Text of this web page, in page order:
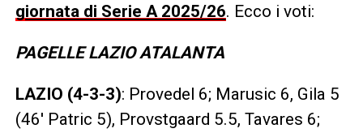
giornata di Serie A 2025/26. Ecco i voti:
PAGELLE LAZIO ATALANTA
LAZIO (4-3-3): Provedel 6; Marusic 6, Gila 5
(46′ Patric 5), Provstgaard 5.5, Tavares 6;